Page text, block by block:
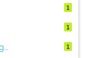
1
1
1